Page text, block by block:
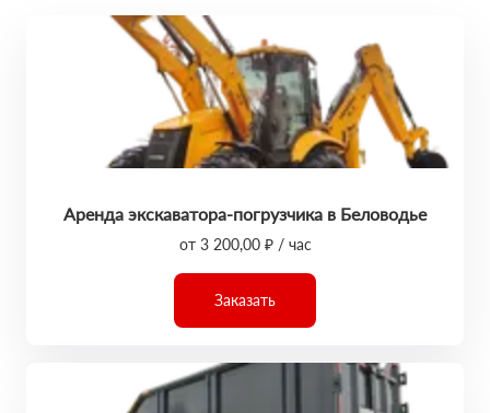
Аренда экскаватора-погрузчика в Беловодье
от 3 200,00 ₽ / час
Заказать